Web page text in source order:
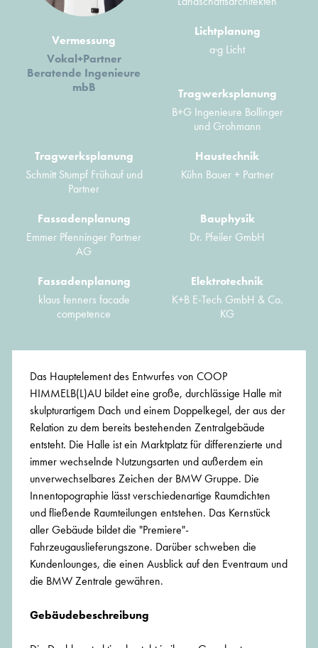
Vermessung
Vokal+Partner
Beratende Ingenieure
mbB
Lichtplanung
a·g Licht
Tragwerksplanung
B+G Ingenieure Bollinger
und Grohmann
Tragwerksplanung
Schmitt Stumpf Frühauf und
Partner
Haustechnik
Kühn Bauer + Partner
Fassadenplanung
Emmer Pfenninger Partner
AG
Bauphysik
Dr. Pfeiler GmbH
Fassadenplanung
klaus fenners facade
competence
Elektrotechnik
K+B E-Tech GmbH & Co.
KG
Das Hauptelement des Entwurfes von COOP
HIMMELB(L)AU bildet eine große, durchlässige Halle mit
skulpturartigem Dach und einem Doppelkegel, der aus der
Relation zu dem bereits bestehenden Zentralgebäude
entsteht. Die Halle ist ein Marktplatz für differenzierte und
immer wechselnde Nutzungsarten und außerdem ein
unverwechselbares Zeichen der BMW Gruppe. Die
Innentopographie lässt verschiedenartige Raumdichten
und fließende Raumteilungen entstehen. Das Kernstück
aller Gebäude bildet die "Premiere"-
Fahrzeugauslieferungszone. Darüber schweben die
Kundenlounges, die einen Ausblick auf den Eventraum und
die BMW Zentrale gewähren.
Gebäudebeschreibung